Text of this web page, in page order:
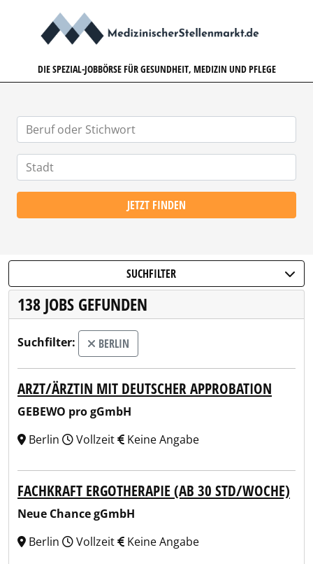
DIE SPEZIAL-JOBBÖRSE FÜR GESUNDHEIT, MEDIZIN UND PFLEGE
JETZT FINDEN
SUCHFILTER
138 JOBS GEFUNDEN
Suchfilter: BERLIN
ARZT/ÄRZTIN MIT DEUTSCHER APPROBATION
GEBEWO pro gGmbH
Berlin
Vollzeit Keine Angabe
FACHKRAFT ERGOTHERAPIE (AB 30 STD/WOCHE)
Neue Chance gGmbH
Berlin
Vollzeit Keine Angabe